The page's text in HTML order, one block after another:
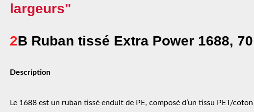
largeurs"
2B Ruban tissé Extra Power 1688,
Description
Le 1688 est un ruban tissé enduit de PE, composé d’un tissu PET/